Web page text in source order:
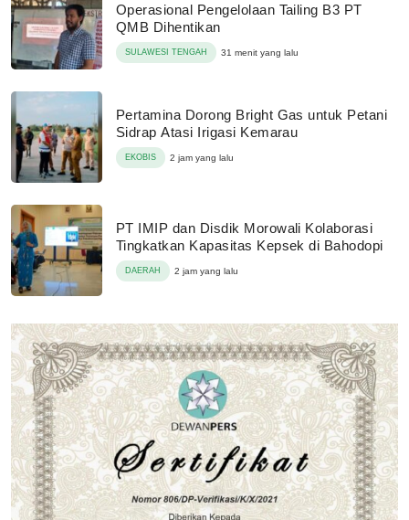
Operasional Pengelolaan Tailing B3 PT
QMB Dihentikan
SULAWESI TENGAH 31 menit yang lalu
Pertamina Dorong Bright Gas untuk Petani
Sidrap Atasi Irigasi Kemarau
EKOBIS 2 jam yang lalu
PT IMIP dan Disdik Morowali Kolaborasi
Tingkatkan Kapasitas Kepsek di Bahodopi
DAERAH 2 jam yang lalu